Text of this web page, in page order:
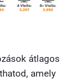
átlagos
amely